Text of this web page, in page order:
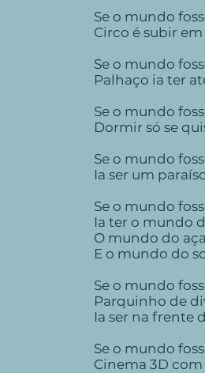
Se o mundo
Circo é subir
Se o mundo
Palhaço ia ter
Se o mundo
Dormir só se
Se o mundo
Ia ser um
Se o mundo
Ia ter o mundo
O mundo do
E o mundo do
Se o mundo
Parquinho de
Ia ser na frente
Se o mundo
Cinema 3D